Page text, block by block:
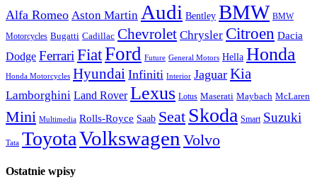
Alfa Romeo Aston Martin Audi Bentley BMW BMW
Motorcycles Bugatti Cadillac Chevrolet Chrysler Citroen Dacia
Dodge Ferrari FiatFord Future General Motors Hella Honda
Honda Motorcycles Hyundai Infiniti Interior Jaguar Kia
Lamborghini Land Rover Lexus Lotus Maserati Maybach McLaren
Mini Multimedia Rolls-Royce Saab Seat Skoda Smart Suzuki
Tata ToyotaVolkswagen Volvo
Ostatnie wpisy